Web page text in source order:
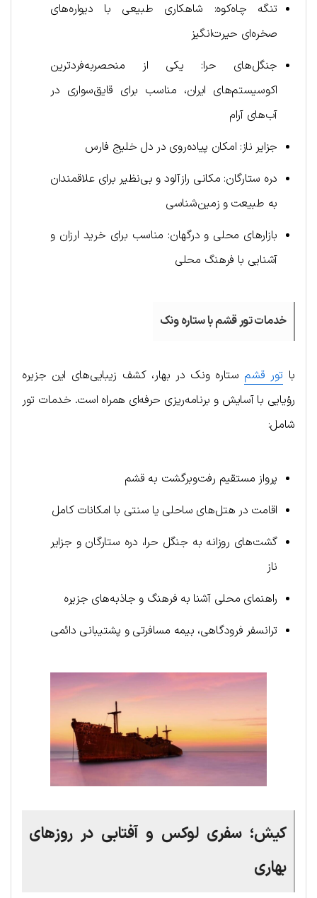
تنگه چاه‌کوه: شاهکاری طبیعی با دیواره‌های
صخره‌ای حیرت‌انگیز
جنگل‌های حرا: یکی از منحصربه‌فردترین
اکوسیستم‌های ایران، مناسب برای قایق‌سواری در
آب‌های آرام
جزایر ناز: امکان پیاده‌روی در دل خلیج فارس
دره ستارگان: مکانی رازآلود و بی‌نظیر برای علاقمندان
به طبیعت و زمین‌شناسی
بازارهای محلی و درگهان: مناسب برای خرید ارزان و
آشنایی با فرهنگ محلی
خدمات تور قشم با ستاره ونک
با تور قشم ستاره ونک در بهار، کشف زیبایی‌های این جزیره
رؤیایی با آسایش و برنامه‌ریزی حرفه‌ای همراه است. خدمات تور
شامل:
پرواز مستقیم رفت‌و‌برگشت به قشم
اقامت در هتل‌های ساحلی یا سنتی با امکانات کامل
گشت‌های روزانه به جنگل حرا، دره ستارگان و جزایر
ناز
راهنمای محلی آشنا به فرهنگ و جاذبه‌های جزیره
ترانسفر فرودگاهی، بیمه مسافرتی و پشتیبانی دائمی
کیش؛ سفری لوکس و آفتابی در روزهای
بهاری